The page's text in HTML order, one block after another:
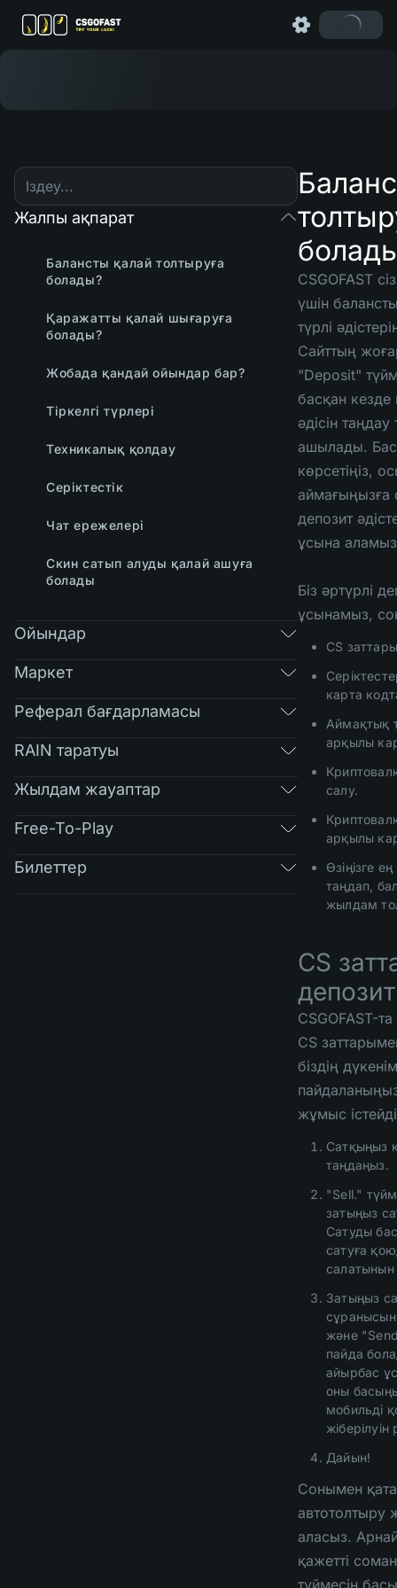
Жалпы ақпарат
Балансты қалай толтыруға
болады?
Қаражатты қалай шығаруға
болады?
Жобада қандай ойындар бар?
Тіркелгі түрлері
Техникалық қолдау
Серіктестік
Чат ережелері
Скин сатып алуды қалай ашуға
болады
Ойындар
Маркет
Реферал бағдарламасы
RAIN таратуы
Жылдам жауаптар
Free-To-Play
Билеттер
CSGOFAST
үшін
түрлі
Сайттың
"Deposit"
басқан кезде
әдісін таңдау
ашылады.
көрсетіңіз,
аймағыңызға
депозит
ұсына
Біз әртүрлі
ұсынамыз,
CS
карта
Аймақтық
арқылы
салу.
арқылы
Өзіңізге
таңдап,
жылдам
CS
CSGOFAST-
CS
біздің
жұмыс
Сатқыңыз
таңдаңыз.
"Sell."
затыңыз
Сатуды
сатуға
салатынын
Затыңыз
және
пайда
айырбас
оны
мобильді
Дайын!
Сонымен
автотолтыру
аласыз.
қажетті
түймесін